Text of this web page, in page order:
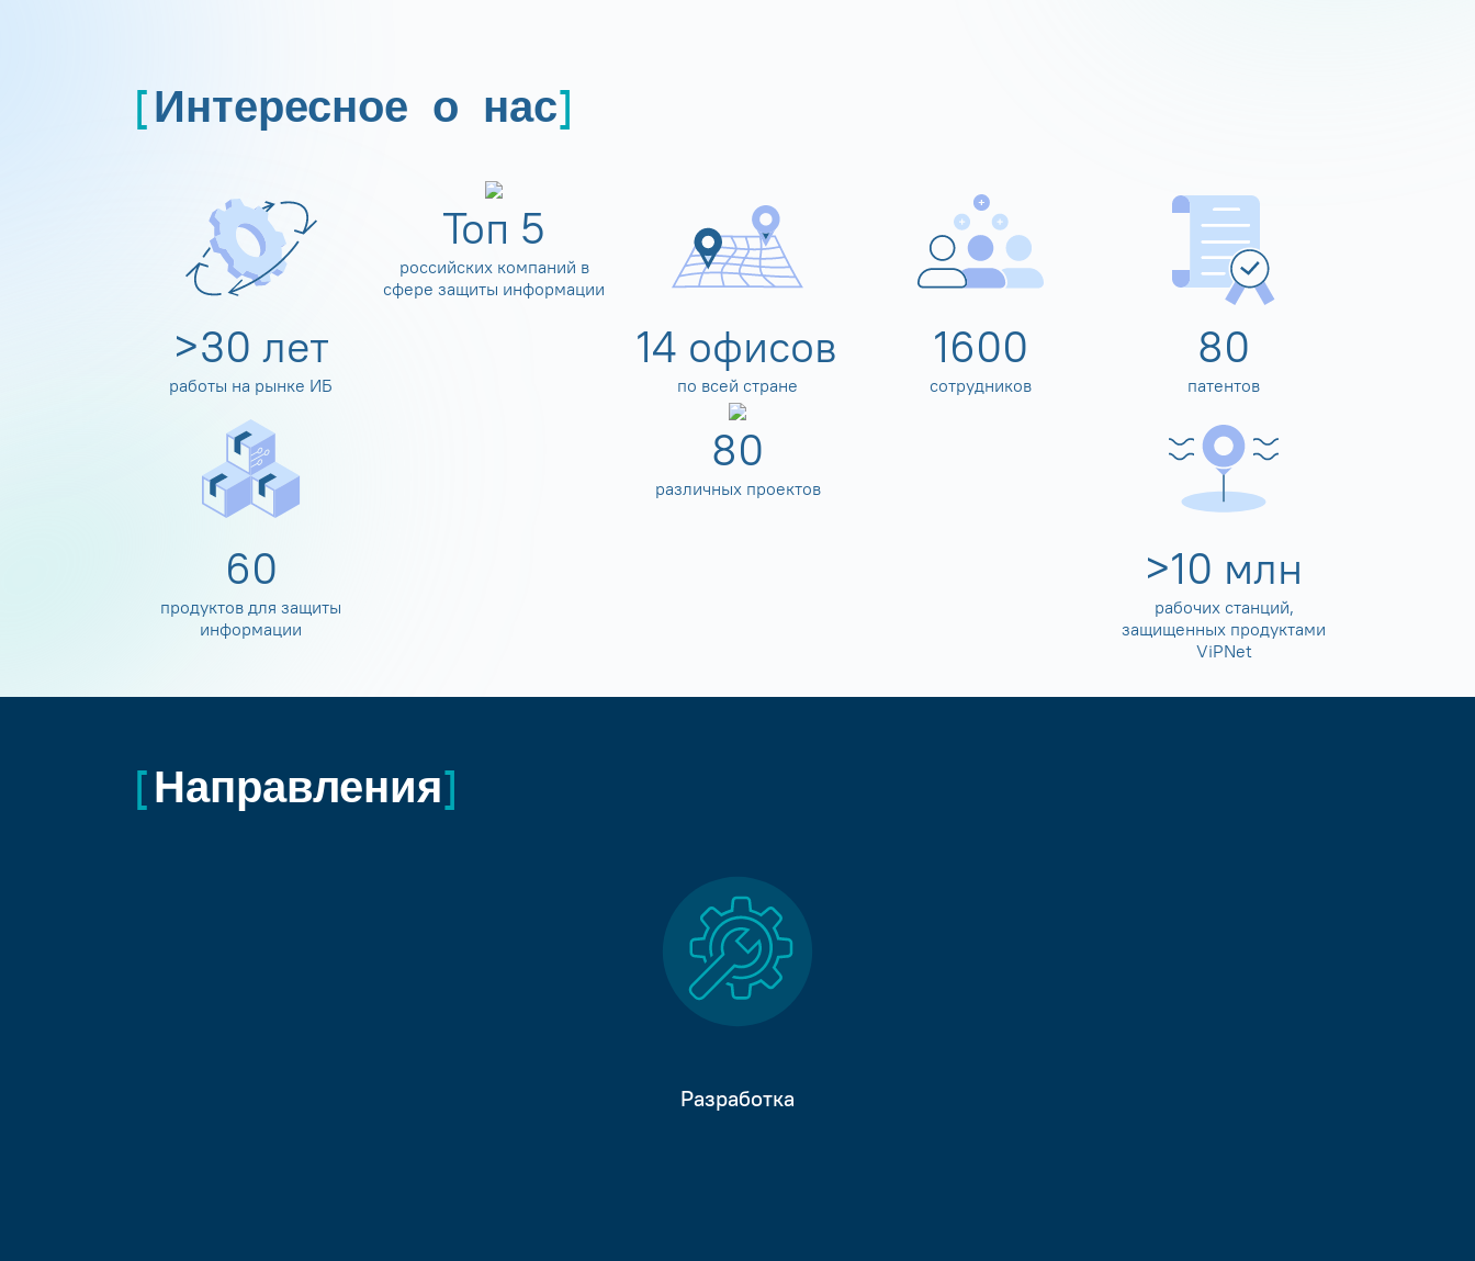
Интересное о нас
>30 лет
работы на рынке ИБ
Топ 5
российских компаний в
сфере защиты информации
14 офисов
по всей стране
1600
сотрудников
80
патентов
60
продуктов для защиты
информации
80
различных проектов
>10 млн
рабочих станций,
защищенных продуктами
ViPNet
Направления
Разработка